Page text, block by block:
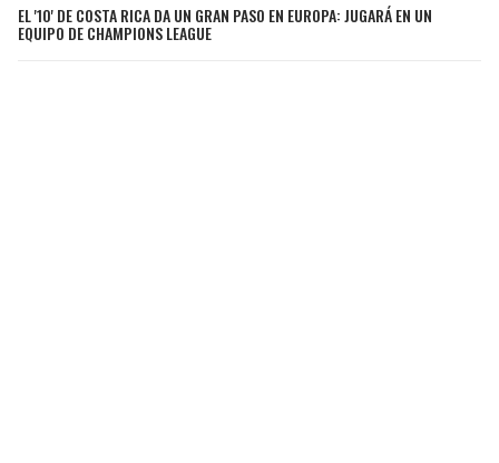
EL '10' DE COSTA RICA DA UN GRAN PASO EN EUROPA: JUGARÁ EN UN
EQUIPO DE CHAMPIONS LEAGUE